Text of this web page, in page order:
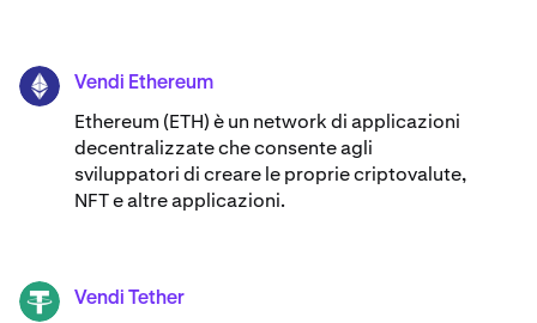
ETH Vendi Ethereum
Ethereum (ETH) è un network di applicazioni
decentralizzate che consente agli
sviluppatori di creare le proprie criptovalute,
NFT e altre applicazioni.
USDT Vendi Tether